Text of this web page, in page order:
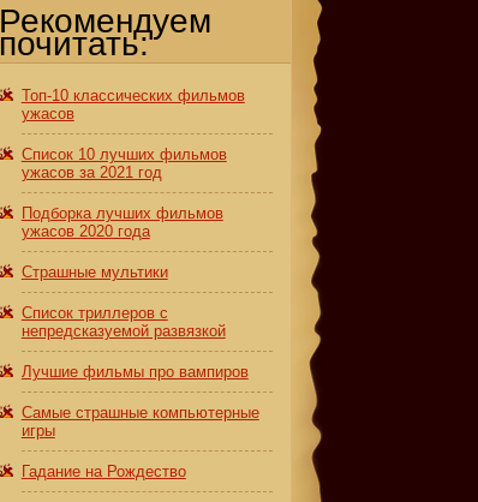
Рекомендуем
почитать:
Топ-10 классических фильмов
ужасов
Список 10 лучших фильмов
ужасов за 2021 год
Подборка лучших фильмов
ужасов 2020 года
Страшные мультики
Список триллеров с
непредсказуемой развязкой
Лучшие фильмы про вампиров
Самые страшные компьютерные
игры
Гадание на Рождество